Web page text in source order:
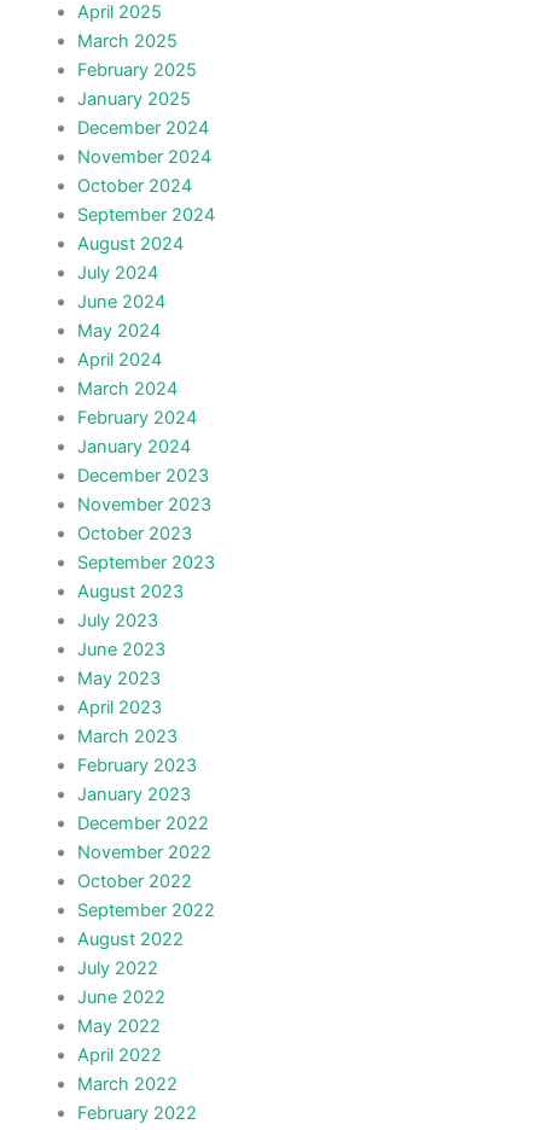
April 2025
March 2025
February 2025
January 2025
December 2024
November 2024
October 2024
September 2024
August 2024
July 2024
June 2024
May 2024
April 2024
March 2024
February 2024
January 2024
December 2023
November 2023
October 2023
September 2023
August 2023
July 2023
June 2023
May 2023
April 2023
March 2023
February 2023
January 2023
December 2022
November 2022
October 2022
September 2022
August 2022
July 2022
June 2022
May 2022
April 2022
March 2022
February 2022